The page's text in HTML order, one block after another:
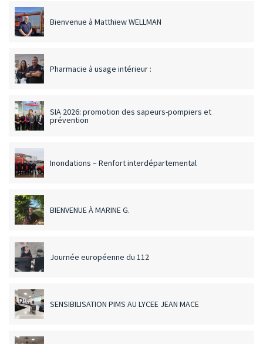
Bienvenue à Matthiew WELLMAN
Pharmacie à usage intérieur :
SIA 2026: promotion des sapeurs-pompiers et
prévention
Inondations – Renfort interdépartemental
BIENVENUE À MARINE G.
Journée européenne du 112
SENSIBILISATION PIMS AU LYCEE JEAN MACE